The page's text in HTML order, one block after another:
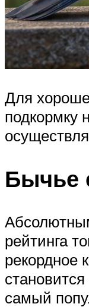
Для
подкормку
Бычье
рейтинга
рекордное
самый